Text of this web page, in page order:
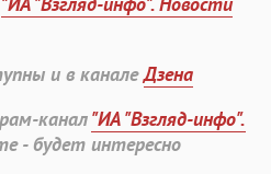
и в каналеДзена
канал"ИА "Взгляд-инфо".
- будет интересно